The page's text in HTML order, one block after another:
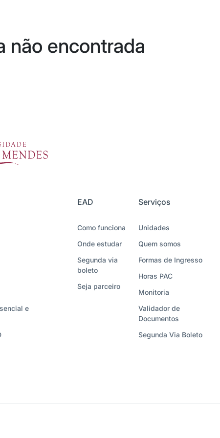
não encontrada
e
EAD
Como funciona
Onde estudar
Segunda via
boleto
Seja parceiro
Serviços
Unidades
Quem somos
Formas de Ingresso
Horas PAC
Monitoria
Validador de
Documentos
Segunda Via Boleto